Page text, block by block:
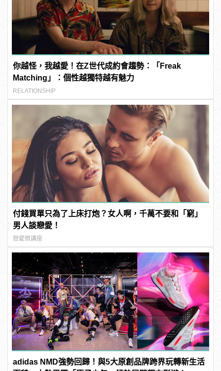
你越怪，我越愛！在Z世代成約會趨勢：「Freak
Matching」：個性越獨特越有魅力
RELATIONSHIP
付錢買單只為了上床打炮？女人啊，千萬不要和「窮」
男人談戀愛！
戀愛微講座
adidas NMD強勢回歸！與5大原創品牌跨界玩轉新生活